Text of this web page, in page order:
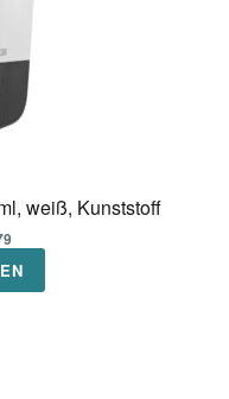
weiß, Kunststoff